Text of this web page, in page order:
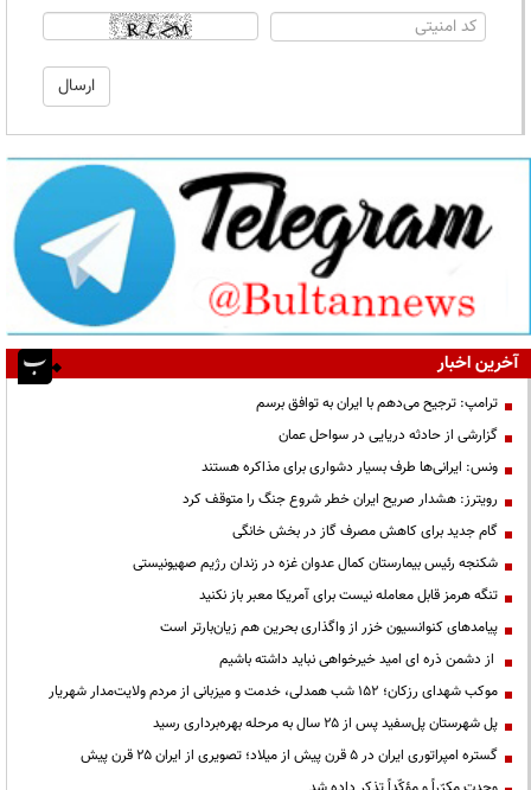
آخرین اخبار
ترامپ: ترجیح می‌دهم با ایران به توافق برسم
گزارشی از حادثه دریایی در سواحل عمان
ونس: ایرانی‌ها طرف بسیار دشواری برای مذاکره هستند
رویترز: هشدار صریح ایران خطر شروع جنگ را متوقف کرد
گام جدید برای کاهش مصرف گاز در بخش خانگی
شکنجه رئیس بیمارستان کمال عدوان غزه در زندان رژیم صهیونیستی
تنگه هرمز قابل معامله نیست برای آمریکا معبر باز نکنید
پیامدهای کنوانسیون خزر از واگذاری بحرین هم زیان‌بارتر است
از دشمن ذره ای امید خیرخواهی نباید داشته باشیم
موکب شهدای رزکان؛ ۱۵۲ شب همدلی، خدمت و میزبانی از مردم ولایت‌مدار شهریار
پل شهرستان پل‌سفید پس از ۲۵ سال به مرحله بهره‌برداری رسید
گستره امپراتوری ایران در ۵ قرن پیش از میلاد؛ تصویری از ایران ۲۵ قرن پیش